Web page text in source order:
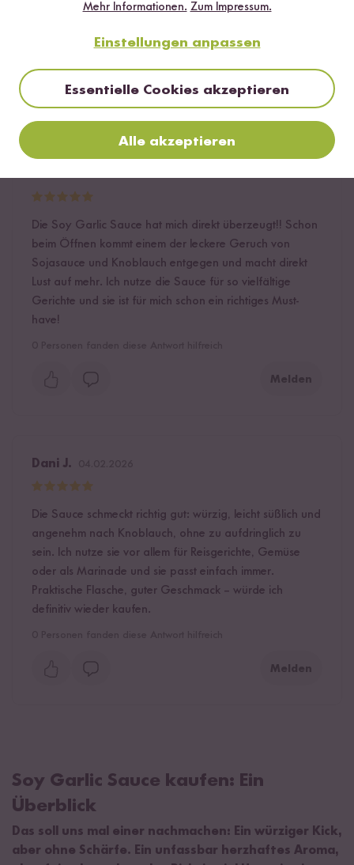
Fry damit perfektioniert. Richtig lecker und vielseitig
Melden
Die Soy Garlic Sauce hat mich direkt überzeugt!! Schon
beim Öffnen kommt einem der leckere Geruch von
Sojasauce und Knoblauch entgegen und macht direkt
Lust auf mehr. Ich nutze die Sauce für so vielfältige
Gerichte und sie ist für mich schon ein richtiges Must-
have!
Melden
Dani J.
Die Sauce schmeckt richtig gut: würzig, leicht süßlich und
angenehm nach Knoblauch, ohne zu aufdringlich zu
sein. Ich nutze sie vor allem für Reisgerichte, Gemüse
oder als Marinade und sie passt einfach immer.
Praktische Flasche, guter Geschmack – würde ich
definitiv wieder kaufen.
Melden
Soy Garlic Sauce kaufen: Ein
Überblick
Das soll uns mal einer nachmachen: Ein würziger Kick,
aber ohne Schärfe. Ein unfassbar herzhaftes Aroma,
Mehr Informationen. Zum Impressum.
Einstellungen anpassen
Essentielle Cookies akzeptieren
Alle akzeptieren